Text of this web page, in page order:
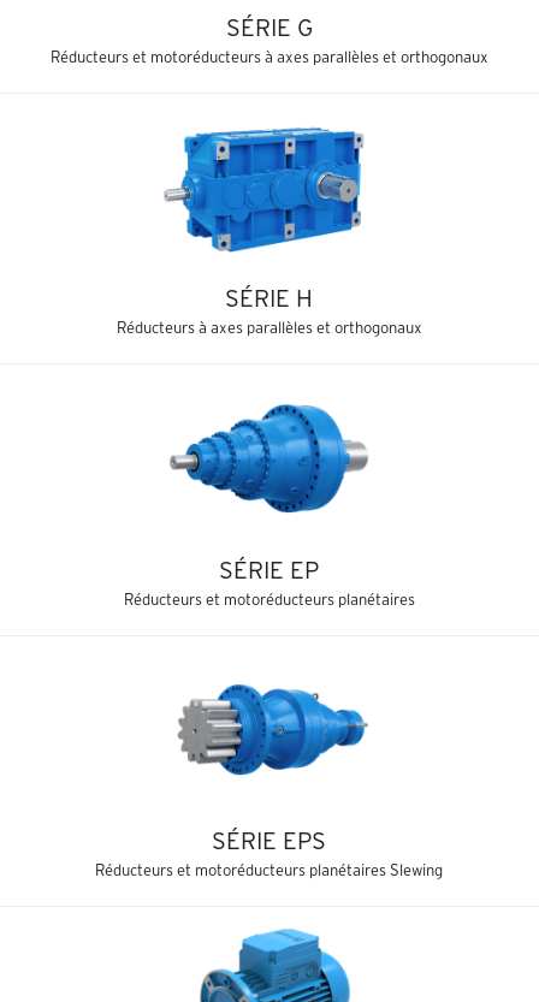
SÉRIE G
Réducteurs et motoréducteurs à axes parallèles et orthogonaux
SÉRIE H
Réducteurs à axes parallèles et orthogonaux
SÉRIE EP
Réducteurs et motoréducteurs planétaires
SÉRIE EPS
Réducteurs et motoréducteurs planétaires Slewing